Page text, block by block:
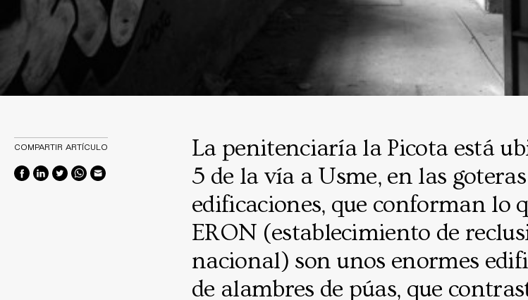
La penitenciaría la Picota está
5 de la vía a Usme, en las
edificaciones, que conforman lo
ERON (establecimiento de
nacional) son unos enormes
de alambres de púas, que
COMPARTIR ARTÍCULO